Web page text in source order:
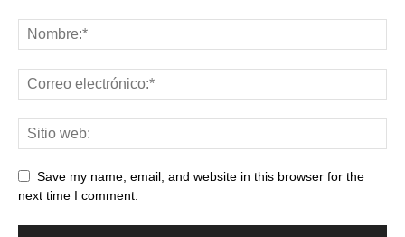
Save my name, email, and website in this browser for the
next time I comment.